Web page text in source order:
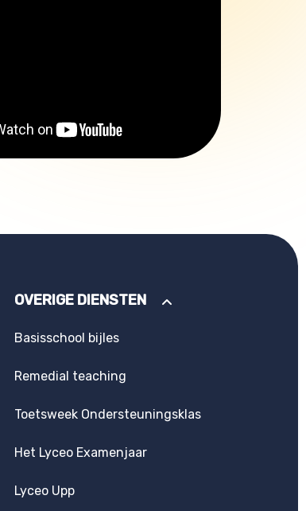
OVERIGE DIENSTEN
Basisschool bijles
Remedial teaching
Toetsweek Ondersteuningsklas
Het Lyceo Examenjaar
Lyceo Upp